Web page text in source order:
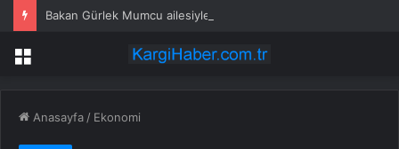
Bakan Gürlek Mumcu ailesiyle görüştü
Menü
Anasayfa / Ekonomi